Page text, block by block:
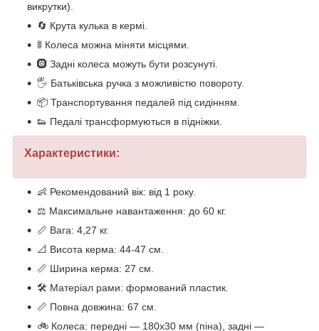
викрутки).
🔄 Крута кулька в кермі.
🚦 Колеса можна міняти місцями.
🛞 Задні колеса можуть бути розсунуті.
🖐️ Батьківська ручка з можливістю повороту.
📦 Транспортування педалей під сидінням.
👟 Педалі трансформуються в підніжки.
Характеристики:
👶 Рекомендований вік: від 1 року.
⚖️ Максимальне навантаження: до 60 кг.
📏 Вага: 4,27 кг.
📐 Висота керма: 44-47 см.
📏 Ширина керма: 27 см.
🛠️ Матеріал рами: формований пластик.
📏 Повна довжина: 67 см.
🚲 Колеса: передні — 180х30 мм (піна), задні —